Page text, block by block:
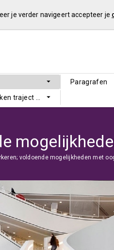
je verder navigeert accepteer je
Paragrafen
traject Sluitende
voldoende mogelijkheden met